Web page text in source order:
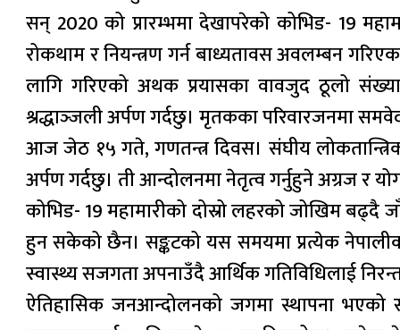
सन् 2020 को प्रारम्भमा देखापरेको कोभिड- 19
रोकथाम र नियन्त्रण गर्न बाध्यतावस अवलम्बन
लागि गरिएको अथक प्रयासका वावजुद ठूलो
श्रद्धाञ्‍जली अर्पण गर्दछु। मृतकका परिवारजनमा
आज जेठ १५ गते, गणतन्त्र दिवस। संघीय लोकतान्त्रिक
अर्पण गर्दछु। ती आन्दोलनमा नेतृत्व गर्नुहुने अग्रज र
कोभिड- 19 महामारीको दोस्रो लहरको जोखिम
हुन सकेको छैन। सङ्कटको यस समयमा प्रत्येक
स्वास्थ्य सजगता अपनाउँदै आर्थिक गतिविधिलाई
ऐतिहासिक जनआन्दोलनको जगमा स्थापना भएको